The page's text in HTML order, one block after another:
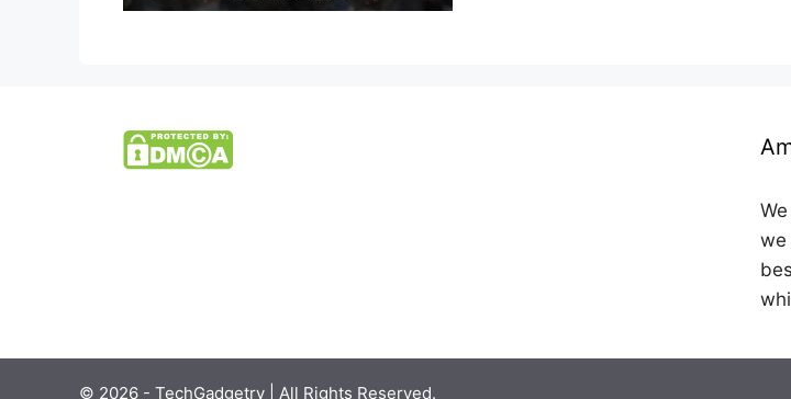
we
© 2026 - TechGadgetry | All Rights Reserved.